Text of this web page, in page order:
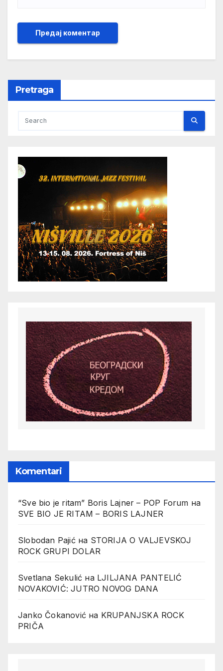
Pretraga
Komentari
“Sve bio je ritam” Boris Lajner – POP Forum на
SVE BIO JE RITAM – BORIS LAJNER
Slobodan Pajićна STORIJA O VALJEVSKOJ
ROCK GRUPI DOLAR
Svetlana Sekulić на LJILJANA PANTELIĆ
NOVAKOVIĆ: JUTRO NOVOG DANA
Janko Čokanović на KRUPANJSKA ROCK
PRIČA